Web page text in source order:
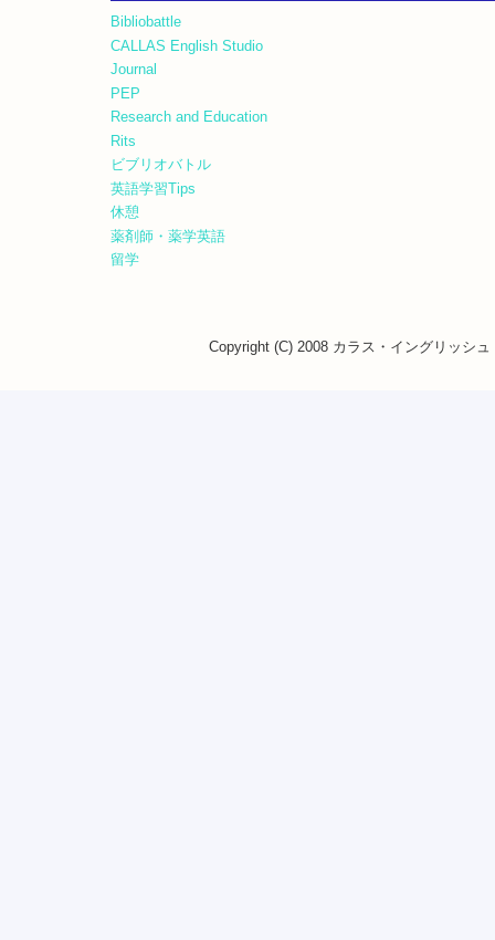
Bibliobattle
CALLAS English Studio
Journal
PEP
Research and Education
Rits
ビブリオバトル
英語学習Tips
休憩
薬剤師・薬学英語
留学
Copyright (C) 2008 カラス・イングリッシ